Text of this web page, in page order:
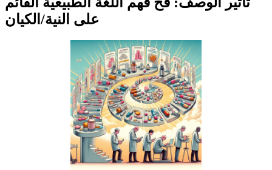
على النية/الكيان